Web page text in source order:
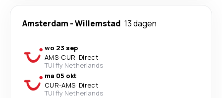
Amsterdam -Willemstad 13 dagen
wo 23 sep
AMS-CUR· Direct
TUI fly Netherlands
ma 05 okt
CUR-AMS· Direct
TUI fly Netherlands